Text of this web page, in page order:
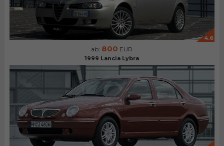
4.6
ab: 800 EUR
1999 Lancia Lybra